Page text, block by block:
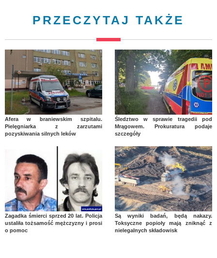
PRZECZYTAJ TAKŻE
Afera w braniewskim szpitalu.
Pielęgniarka z zarzutami
pozyskiwania silnych leków
Śledztwo w sprawie tragedii pod
Mrągowem. Prokuratura podaje
szczegóły
Zagadka śmierci sprzed 20 lat. Policja
ustaliła tożsamość mężczyzny i prosi
o pomoc
Są wyniki badań, będą nakazy.
Toksyczne popioły mają zniknąć z
nielegalnych składowisk